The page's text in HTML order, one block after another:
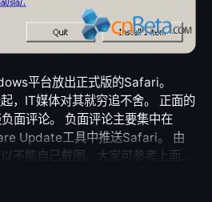
平台放出正式版的Safari。
，IT媒体对其就穷追不舍。 正面的
面评论。 负面评论主要集中在
Update工具中推送Safari。 由
不能自己截图，大家可参考上面